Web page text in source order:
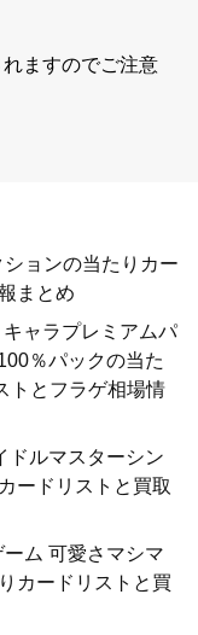
ますのでご注意
ョンの当たりカー
まとめ
ャラプレミアムパ
％パックの当た
トとフラゲ相場情
ドルマスターシン
ードリストと買取
ム 可愛さマシマ
カードリストと買